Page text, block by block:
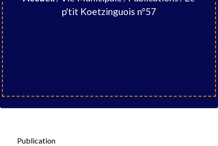
p'tit Koetzinguois n°57
Publication